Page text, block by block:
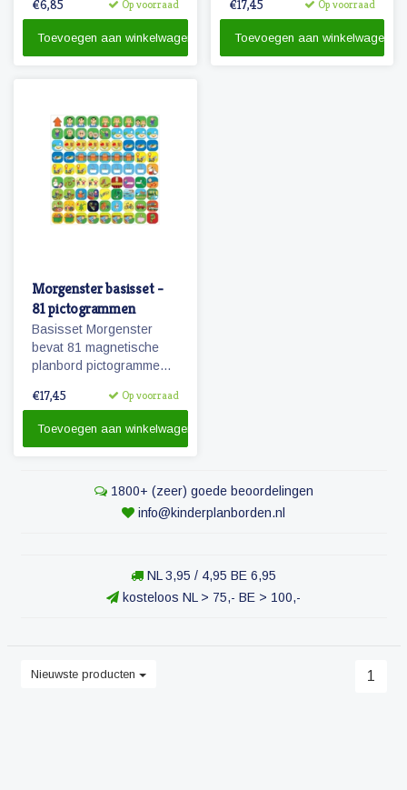
hebben dezelfde
pictogrammen
€6,85 Op voorraad
Toevoegen aan winkelwagen
basisset Morgenster, alle
serie en in een ruime
€17,45 Op voorraad
Toevoegen aan winkelwagen
Morgenster basisset -
81 pictogrammen
Basisset Morgenster
bevat 81 magnetische
planbord pictogrammen
planbord Morgenster.
€17,45 Op voorraad
Toevoegen aan winkelwagen
1800+ (zeer) goede beoordelingen
info@kinderplanborden.nl
NL 3,95 / 4,95 BE 6,95
kosteloos NL > 75,- BE > 100,-
Nieuwste producten 1